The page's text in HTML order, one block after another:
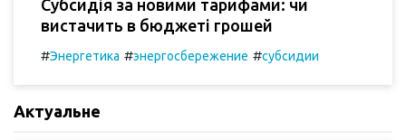
Субсидія за новими тарифами: чи
вистачить в бюджеті грошей
#Энергетика #энергосбережение #субсидии
Актуальне